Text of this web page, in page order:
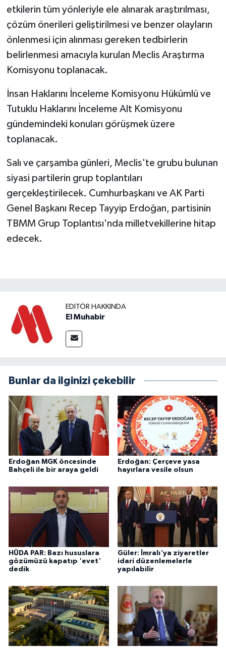
etkilerin tüm yönleriyle ele alınarak araştırılması,
çözüm önerileri geliştirilmesi ve benzer olayların
önlenmesi için alınması gereken tedbirlerin
belirlenmesi amacıyla kurulan Meclis Araştırma
Komisyonu toplanacak.
İnsan Haklarını İnceleme Komisyonu Hükümlü ve
Tutuklu Haklarını İnceleme Alt Komisyonu
gündemindeki konuları görüşmek üzere
toplanacak.
Salı ve çarşamba günleri, Meclis'te grubu bulunan
siyasi partilerin grup toplantıları
gerçekleştirilecek. Cumhurbaşkanı ve AK Parti
Genel Başkanı Recep Tayyip Erdoğan, partisinin
TBMM Grup Toplantısı'nda milletvekillerine hitap
edecek.
EDITÖR HAKKINDA
El Muhabir
Bunlar da ilginizi çekebilir
Erdoğan MGK öncesinde
Bahçeli ile bir araya geldi
Erdoğan: Çerçeve yasa
hayırlara vesile olsun
HÜDA PAR: Bazı hususlara
gözümüzü kapatıp 'evet'
dedik
Güler: İmralı'ya ziyaretler
idari düzenlemelerle
yapılabilir